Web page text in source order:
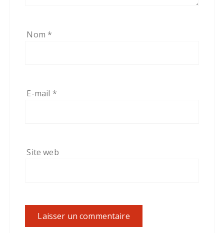
Nom*
E-mail *
Site web